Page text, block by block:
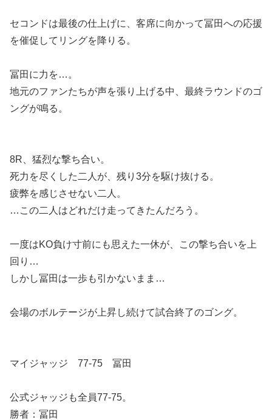
セコンドは最後の仕上げに、客席に向かって冨田への応援
を催促してリングを降りる。
冨田に力を…。
地元のファンたちが声を張り上げる中、最終ラウンドのゴ
ングが鳴る。
8R、猛烈な撃ち合い。
死力を尽くした二人が、残り3分を駆け抜ける。
疲弊を感じさせない二人。
…この二人はどれだけ走ってきたんだろう。
一度はKO負け寸前にも思えた一休が、この撃ち合いを上
回り…
しかし冨田は一歩も引かないまま…
会場のボルテージが上昇し続けて試合終了のゴング。
マイジャッジ 77-75 冨田
公式ジャッジも全員77-75。
勝者：冨田